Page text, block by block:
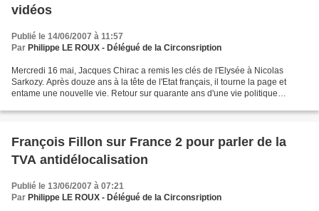
vidéos
Publié le 14/06/2007 à 11:57
Par Philippe LE ROUX - Délégué de la Circonsription
Mercredi 16 mai, Jacques Chirac a remis les clés de l'Elysée à Nicolas
Sarkozy. Après douze ans à la tête de l'Etat français, il tourne la page et
entame une nouvelle vie. Retour sur quarante ans d'une vie politique
François Fillon sur France 2 pour parler de la
TVA antidélocalisation
Publié le 13/06/2007 à 07:21
Par Philippe LE ROUX - Délégué de la Circonsription